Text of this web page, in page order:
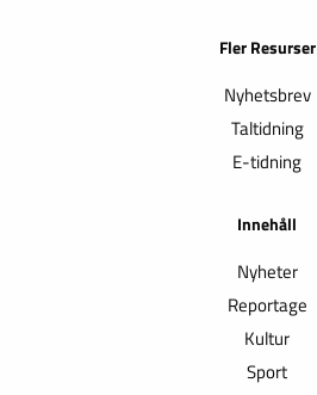
Fler Resurser
Nyhetsbrev
Taltidning
E-tidning
Innehåll
Nyheter
Reportage
Kultur
Sport